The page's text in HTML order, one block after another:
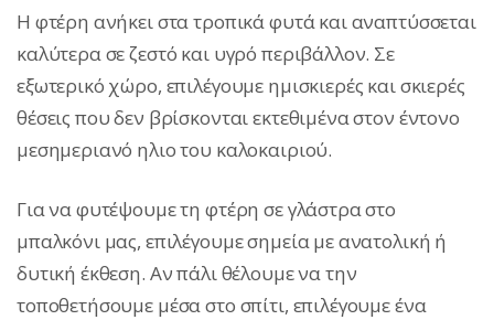
Η φτέρη ανήκει στα τροπικά φυτά και αναπτύσσεται
καλύτερα σε ζεστό και υγρό περιβάλλον. Σε
εξωτερικό χώρο, επιλέγουμε ημισκιερές και σκιερές
θέσεις που δεν βρίσκονται εκτεθιμένα στον έντονο
μεσημεριανό ηλιο του καλοκαιριού.
Για να φυτέψουμε τη φτέρη σε γλάστρα στο
μπαλκόνι μας, επιλέγουμε σημεία με ανατολική ή
δυτική έκθεση. Αν πάλι θέλουμε να την
τοποθετήσουμε μέσα στο σπίτι, επιλέγουμε ένα